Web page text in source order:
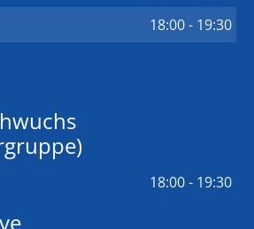
18:00 - 19:30
18:00 - 19:30